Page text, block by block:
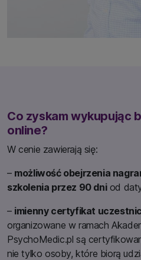
Co zyskam wykupując
online?
W cenie zawierają się:
– możliwość obejrzenia
szkolenia przez 90 dniod daty
– imienny certyfikat
organizowane w ramach
PsychoMedic.pl są
nie tylko osoby, które biorą